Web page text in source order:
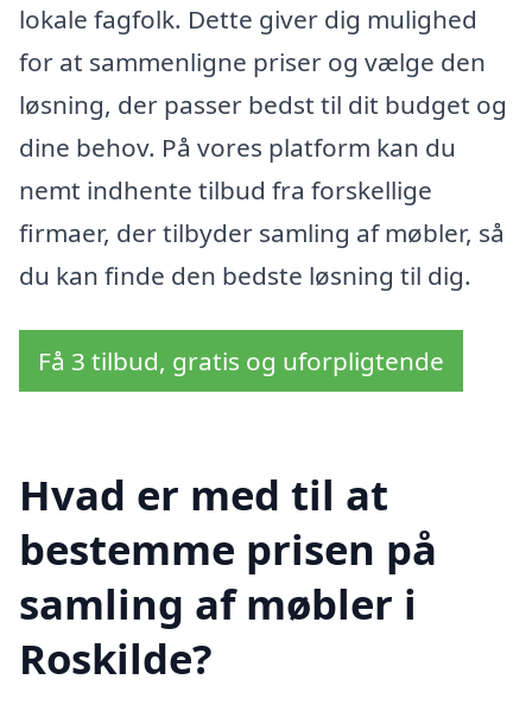
lokale fagfolk. Dette giver dig mulighed
for at sammenligne priser og vælge den
løsning, der passer bedst til dit budget og
dine behov. På vores platform kan du
nemt indhente tilbud fra forskellige
firmaer, der tilbyder samling af møbler, så
du kan finde den bedste løsning til dig.
Få 3 tilbud, gratis og uforpligtende
Hvad er med til at
bestemme prisen på
samling af møbler i
Roskilde?